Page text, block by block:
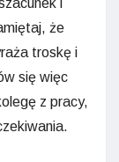
że
troskę i
się więc
z pracy,